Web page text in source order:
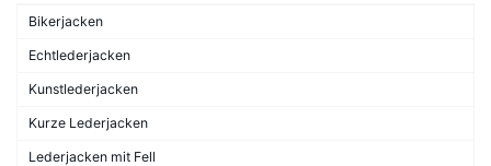
Bikerjacken
Echtlederjacken
Kunstlederjacken
Kurze Lederjacken
Lederjacken mit Fell